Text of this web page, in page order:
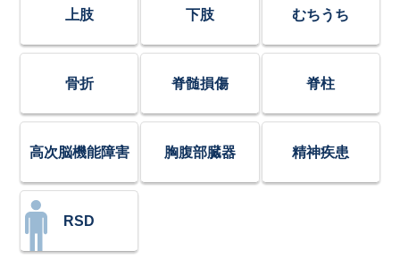
上肢 下肢 むちうち
骨折 脊髄損傷 脊柱
高次脳機能障害 胸腹部臓器 精神疾患
RSD